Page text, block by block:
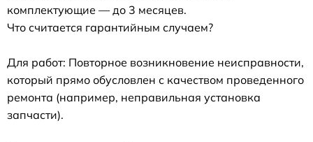
комплектующие — до 3 месяцев.
Что считается гарантийным случаем?
Для работ: Повторное возникновение неисправности,
который прямо обусловлен с качеством проведенного
ремонта (например, неправильная установка
запчасти).